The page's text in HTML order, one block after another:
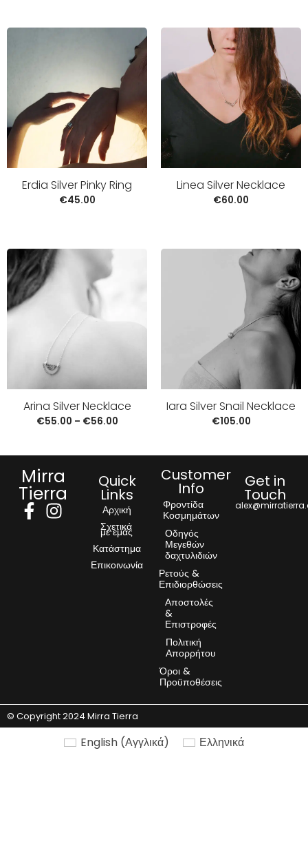
Erdia Silver Pinky Ring
€45.00
Linea Silver Necklace
€60.00
Arina Silver Necklace
€55.00 – €56.00
Iara Silver Snail Necklace
€105.00
Mirra
Tierra
Quick
Links
Αρχική
Σχετικά
με εμάς
Κατάστημα
Επικοινωνία
Customer
Info
Φροντίδα
Κοσμημάτων
Οδηγός
Μεγεθών
δαχτυλιδιών
Ρετούς &
Επιδιορθώσεις
Αποστολές
&
Επιστροφές
Πολιτική
Απορρήτου
Όροι &
Προϋποθέσεις
Get in
Touch
© Copyright 2024 Mirra Tierra
English (Αγγλικά) Ελληνικά